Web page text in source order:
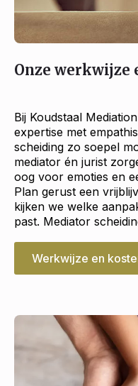
Onze werkwijze
Bij Koudstaal
expertise met
scheiding zo soepel
mediator én jurist
oog voor emoties en
Plan gerust een
kijken we welke
past. Mediator
Werkwijze en